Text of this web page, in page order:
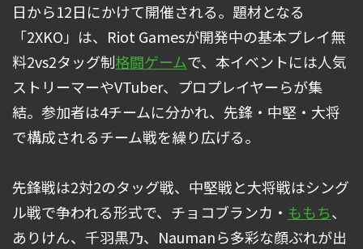
日から12日にかけて開催される。題材となる
「2XKO」は、Riot Gamesが開発中の基本プレイ無
料2vs2タッグ制格闘ゲームで、本イベントには人気
ストリーマーやVTuber、プロプレイヤーらが集
結。参加者は4チームに分かれ、先鋒・中堅・大将
で構成されるチーム戦を繰り広げる。
先鋒戦は2対2のタッグ戦、中堅戦と大将戦はシング
ル戦で争われる形式で、チョコブランカ・ ももち、
ありけん、千羽黒乃、Naumanら多彩な顔ぶれが出